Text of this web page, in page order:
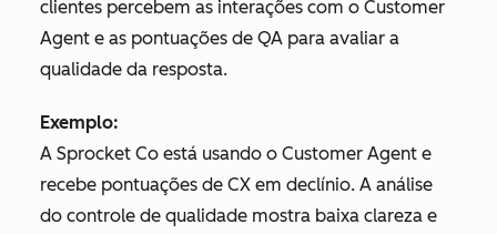
clientes percebem as interações com o Customer
Agent e as pontuações de QA para avaliar a
qualidade da resposta.
Exemplo:
A Sprocket Co está usando o Customer Agent e
recebe pontuações de CX em declínio. A análise
do controle de qualidade mostra baixa clareza e